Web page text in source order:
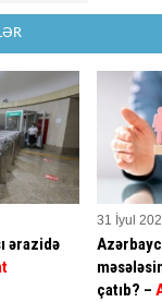
ərazidə
31 İyul
çatıb? –